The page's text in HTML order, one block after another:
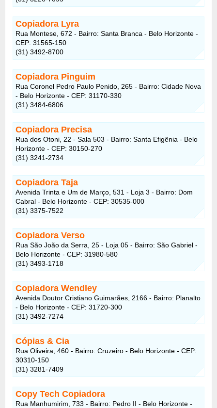
Copiadora Lyra
Rua Montese, 672 - Bairro: Santa Branca - Belo Horizonte -
CEP: 31565-150
(31) 3492-8700
Copiadora Pinguim
Rua Coronel Pedro Paulo Penido, 265 - Bairro: Cidade Nova
- Belo Horizonte - CEP: 31170-330
(31) 3484-6806
Copiadora Precisa
Rua dos Otoni, 22 - Sala 503 - Bairro: Santa Efigênia - Belo
Horizonte - CEP: 30150-270
(31) 3241-2734
Copiadora Taja
Avenida Trinta e Um de Março, 531 - Loja 3 - Bairro: Dom
Cabral - Belo Horizonte - CEP: 30535-000
(31) 3375-7522
Copiadora Verso
Rua São João da Serra, 25 - Loja 05 - Bairro: São Gabriel -
Belo Horizonte - CEP: 31980-580
(31) 3493-1718
Copiadora Wendley
Avenida Doutor Cristiano Guimarães, 2166 - Bairro: Planalto
- Belo Horizonte - CEP: 31720-300
(31) 3492-7274
Cópias & Cia
Rua Oliveira, 460 - Bairro: Cruzeiro - Belo Horizonte - CEP:
30310-150
(31) 3281-7409
Copy Tech Copiadora
Rua Manhumirim, 733 - Bairro: Pedro II - Belo Horizonte -